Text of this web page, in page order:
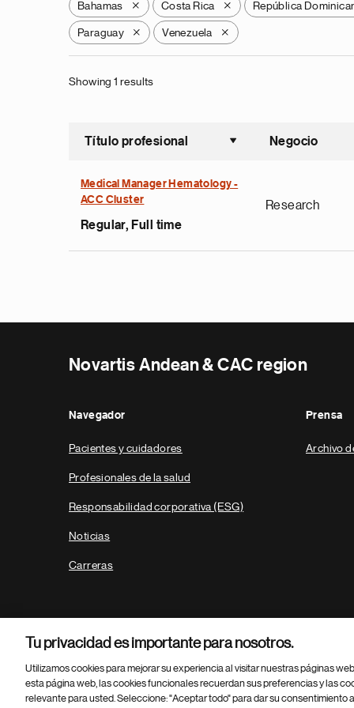
Bahamas X Costa Rica X República
Paraguay X Venezuela X
Showing 1 results
Título profesional
Ordenar
Negocio
Medical Manager Hematology -
ACC Cluster
Regular, Full time
Research
Novartis Andean & CAC region
Navegador
Pacientes y cuidadores
Profesionales de la salud
Responsabilidad corporativa (ESG)
Noticias
Carreras
Prensa
Archivo
Parte
© 2026 Novartis AG
Tu privacidad es importante para nosotros.
Utilizamos cookies para mejorar su experiencia al visitar nuestras páginas
esta página web, las cookies funcionales recuerdan sus preferencias y las
relevante para usted. Seleccione: "Aceptar todo" para dar su consentimiento